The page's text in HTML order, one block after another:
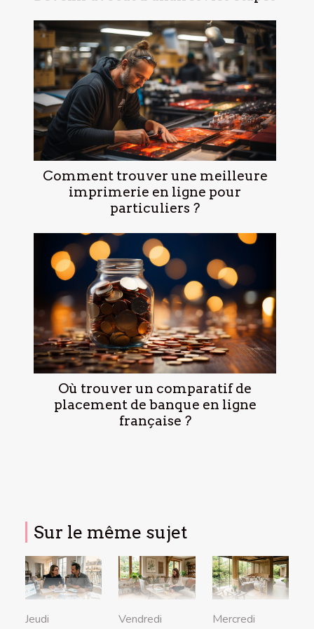
Comment trouver une meilleure
imprimerie en ligne pour
particuliers ?
Où trouver un comparatif de
placement de banque en ligne
française ?
Sur le même sujet
Jeudi
Vendredi
Mercredi